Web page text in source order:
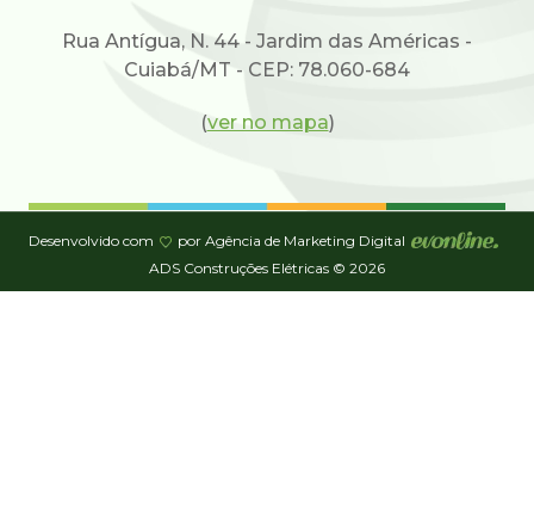
Rua Antígua, N. 44 - Jardim das Américas -
Cuiabá/MT - CEP: 78.060-684
(ver no mapa)
Desenvolvido com
por Agência de Marketing Digital
ADS Construções Elétricas © 2026